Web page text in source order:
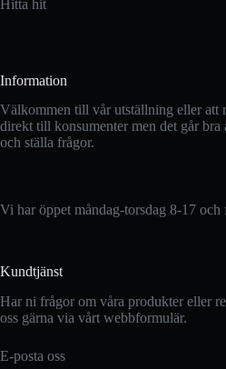
Hitta hit
Information
Välkommen till vår utställning eller att
direkt till konsumenter men det går
och ställa frågor.
Vi har öppet måndag-torsdag 8-17 och
Kundtjänst
Har ni frågor om våra produkter eller
oss gärna via vårt webbformulär.
E-posta oss